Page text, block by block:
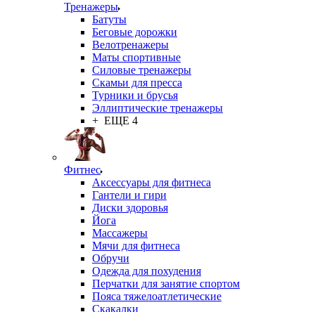
Тренажеры
Батуты
Беговые дорожки
Велотренажеры
Маты спортивные
Силовые тренажеры
Скамьи для пресса
Турники и брусья
Эллиптические тренажеры
+ ЕЩЕ 4
Фитнес
Аксессуары для фитнеса
Гантели и гири
Диски здоровья
Йога
Массажеры
Мячи для фитнеса
Обручи
Одежда для похудения
Перчатки для занятие спортом
Пояса тяжелоатлетические
Скакалки